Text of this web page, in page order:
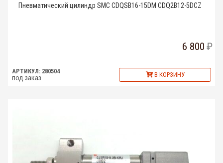
Пневматический цилиндр SMC CDQSB16-15DM CDQ2B12-5DCZ
6 800
АРТИКУЛ: 280504
под заказ В КОРЗИНУ